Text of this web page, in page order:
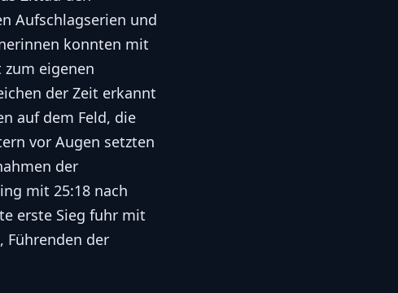
Aufschlagserien und
konnten mit
eigenen
der Zeit erkannt
auf dem Feld, die
vor Augen setzten
der
mit 25:18 nach
erste Sieg fuhr mit
Führenden der